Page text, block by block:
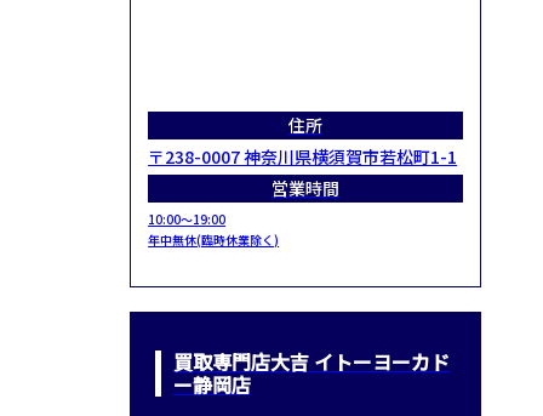
住所
〒238-0007 神奈川県横須賀市若松町1-1
営業時間
10:00～19:00
年中無休(臨時休業除く)
買取専門店大吉 イトーヨーカド
ー静岡店